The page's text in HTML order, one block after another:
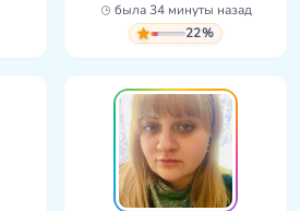
была 34 минуты назад
22%